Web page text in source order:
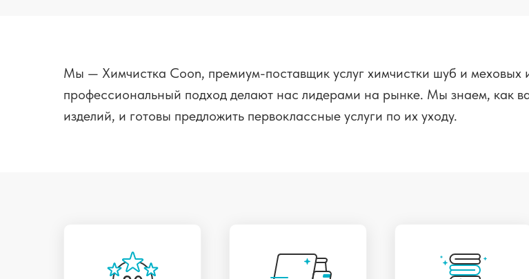
Мы — Химчистка Coon, премиум-поставщик услуг химчистки шуб и меховых
профессиональный подход делают нас лидерами на рынке. Мы знаем, как
изделий, и готовы предложить первоклассные услуги по их уходу.